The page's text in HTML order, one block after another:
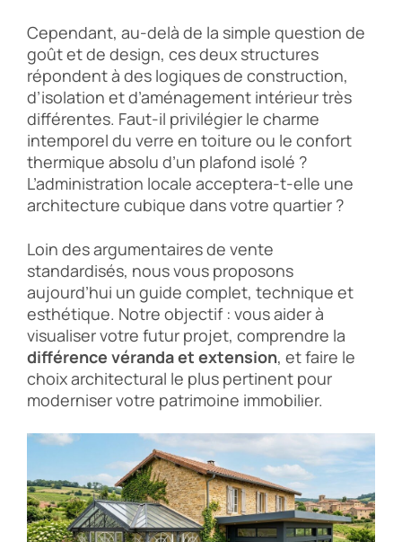
Cependant, au-delà de la simple question de
goût et de design, ces deux structures
répondent à des logiques de construction,
d’isolation et d’aménagement intérieur très
différentes. Faut-il privilégier le charme
intemporel du verre en toiture ou le confort
thermique absolu d’un plafond isolé ?
L’administration locale acceptera-t-elle une
architecture cubique dans votre quartier ?
Loin des argumentaires de vente
standardisés, nous vous proposons
aujourd’hui un guide complet, technique et
esthétique. Notre objectif : vous aider à
visualiser votre futur projet, comprendre la
différence véranda et extension, et faire le
choix architectural le plus pertinent pour
moderniser votre patrimoine immobilier.